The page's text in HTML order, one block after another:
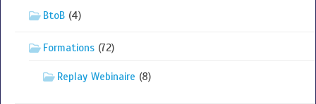
BtoB (4)
Formations (72)
Replay Webinaire (8)